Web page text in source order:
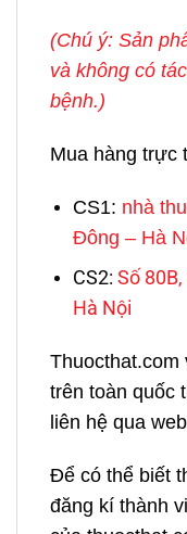
(Chú ý: Sản
và không có
bệnh.)
Mua hàng trực
CS1: nhà
Đông – Hà
CS2: Số
Hà Nội
Thuocthat.com
trên toàn quốc
liên hệ qua
Để có thể biết
đăng kí thành